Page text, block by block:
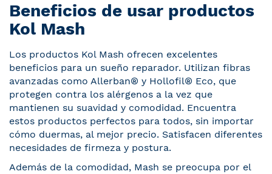
Beneficios de usar productos
Kol Mash
Los productos Kol Mash ofrecen excelentes
beneficios para un sueño reparador. Utilizan fibras
avanzadas como Allerban® y Hollofil® Eco, que
protegen contra los alérgenos a la vez que
mantienen su suavidad y comodidad. Encuentra
estos productos perfectos para todos, sin importar
cómo duermas, al mejor precio. Satisfacen diferentes
necesidades de firmeza y postura.
Además de la comodidad, Mash se preocupa por el